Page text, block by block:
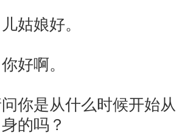
娘好。
啊。
是从什么时候开始从
的吗？